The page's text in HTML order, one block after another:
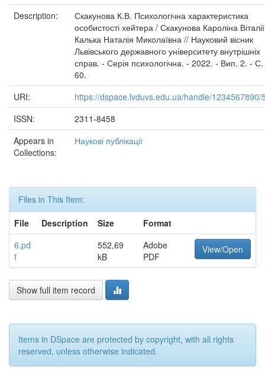
Description:
Скакунова К.В. Психологічна характеристика
особистості хейтера / Скакунова Кароліна
Калька Наталія Миколаївна // Науковий вісник
Львівського державного університету внутрішніх
справ. - Серія психологічна. - 2022. - Вип. 2. -
60.
URI:
https://dspace.lvduvs.edu.ua/handle/1234567890/
ISSN:
2311-8458
Appears in
Collections:
Наукові публікації
Files in This Item:
File
Description Size
Format
6.pd
f
552,69
kB
Adobe
PDF
View/Open
Show full item record
Items in DSpace are protected by copyright, with all rights
reserved, unless otherwise indicated.